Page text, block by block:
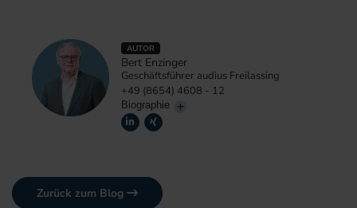
AUTOR
Bert Enzinger
Geschäftsführer audius Freilassing
+49 (8654) 4608 - 12
Biographie
Zurück zum Blog